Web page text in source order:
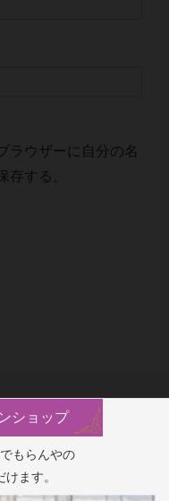
ラウザーに自分の名
存する。
ショップ
もらんやの
ます。